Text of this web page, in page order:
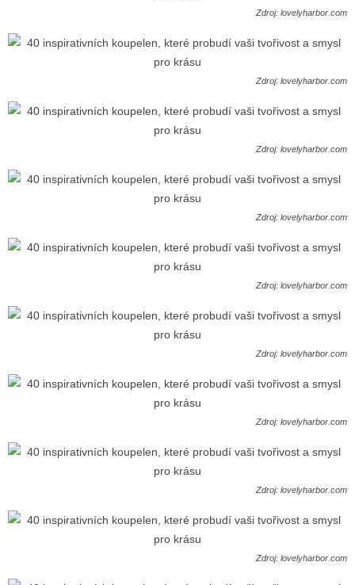
Zdroj: lovelyharbor.com
Zdroj: lovelyharbor.com
Zdroj: lovelyharbor.com
Zdroj: lovelyharbor.com
Zdroj: lovelyharbor.com
Zdroj: lovelyharbor.com
Zdroj: lovelyharbor.com
Zdroj: lovelyharbor.com
Zdroj: lovelyharbor.com